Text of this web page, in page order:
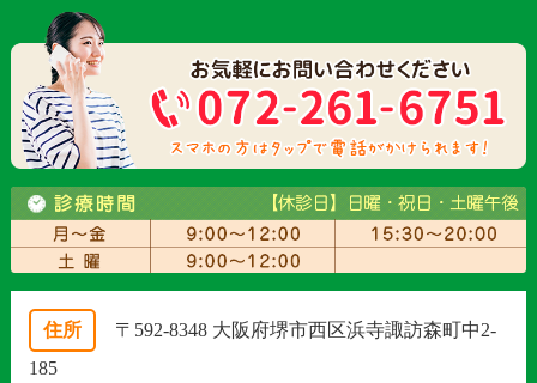
住所
〒592-8348 大阪府堺市西区浜寺諏訪森町中2-
185